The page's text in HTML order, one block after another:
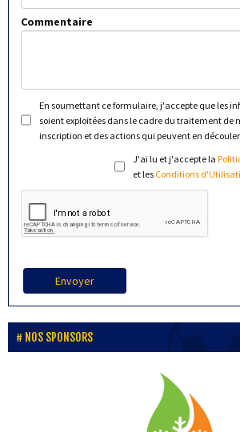
Commentaire
En soumettant ce formulaire, j'accepte que les
soient exploitées dans le cadre du traitement de
inscription et des actions qui peuvent en découler.
J'ai lu et j'accepte la
et les Conditions
Envoyer
NOS SPONSORS